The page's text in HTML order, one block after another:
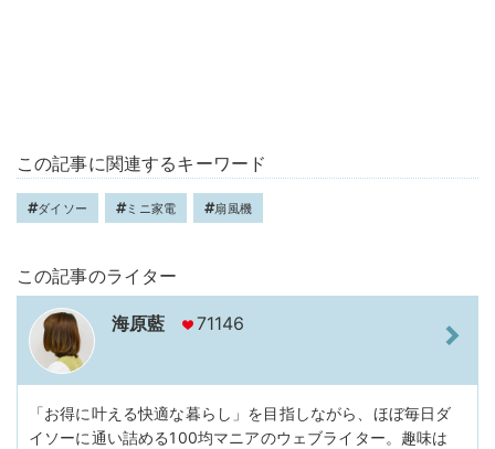
この記事に関連するキーワード
ダイソー ミニ家電 扇風機
この記事のライター
海原藍 71146
「お得に叶える快適な暮らし」を目指しながら、ほぼ毎日ダ
イソーに通い詰める100均マニアのウェブライター。趣味は